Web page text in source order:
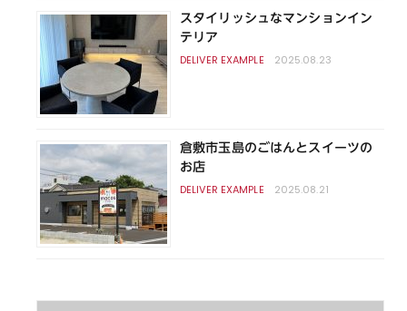
スタイリッシュなマンションイン
テリア
2025.08.23
倉敷市玉島のごはんとスイーツの
お店
2025.08.21